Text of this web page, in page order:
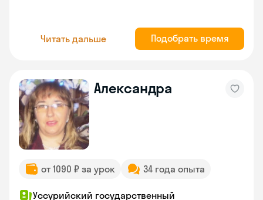
Читать дальше Подобрать время
Александра
от 1090 ₽ за урок 34 года опыта
Уссурийский государственный